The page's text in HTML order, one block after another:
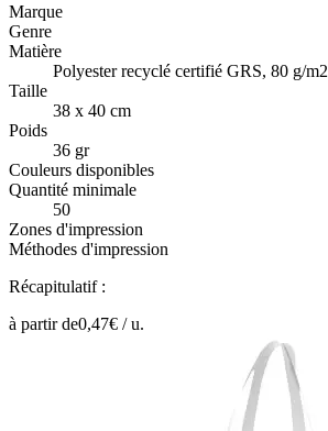
Marque
Genre
Matière
Polyester recyclé certifié GRS, 80 g/m2
Taille
38 x 40 cm
Poids
36 gr
Couleurs disponibles
Quantité minimale
50
Zones d'impression
Méthodes d'impression
Récapitulatif :
à partir de0,47€ /u.